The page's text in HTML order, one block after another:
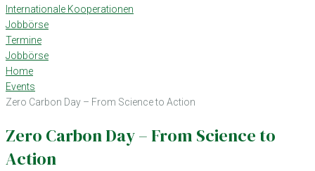
Internationale Kooperationen
Jobbörse
Termine
Jobbörse
Home
Events
Zero Carbon Day – From Science to Action
Zero Carbon Day – From Science to
Action